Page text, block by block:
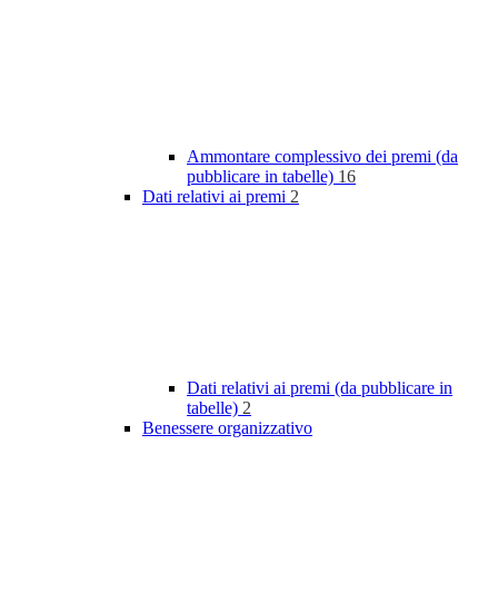
Ammontare complessivo dei premi (da
pubblicare in tabelle) 16
Dati relativi ai premi 2
Dati relativi ai premi (da pubblicare in
tabelle) 2
Benessere organizzativo